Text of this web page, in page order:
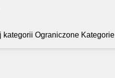
Ograniczone Kategorie